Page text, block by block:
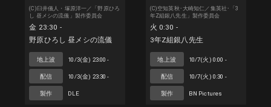
(C)臼井儀人・塚原洋一／「野原ひろ
し 昼メシの流儀」製作委員会
金 23:30 -
野原ひろし 昼メシの流儀
地上波 10/3(金) 23:00 -
配信 10/3(金) 23:30 -
製作 DLE
(C)空知英秋･大崎知仁／集英社･「3
年Z組銀八先生」製作委員会
火 0:30 -
3年Z組銀八先生
地上波 10/7(火) 0:00 -
配信 10/7(火) 0:30 -
製作 BN Pictures